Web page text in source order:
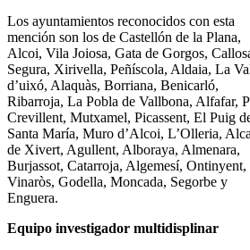
Los ayuntamientos reconocidos con esta
mención son los de Castellón de la Plana,
Alcoi, Vila Joiosa, Gata de Gorgos,
Segura, Xirivella, Peñíscola, Aldaia, La
d’uixó, Alaquàs, Borriana, Benicarló,
Ribarroja, La Pobla de Vallbona, Alfafar,
Crevillent, Mutxamel, Picassent, El Puig
Santa María, Muro d’Alcoi, L’Olleria,
de Xivert, Agullent, Alboraya, Almenara,
Burjassot, Catarroja, Algemesí, Ontinyent,
Vinaròs, Godella, Moncada, Segorbe y
Enguera.
Equipo investigador multidisplinar